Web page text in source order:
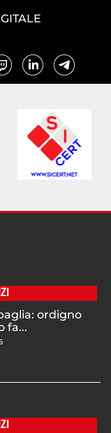
ordigno
fa...